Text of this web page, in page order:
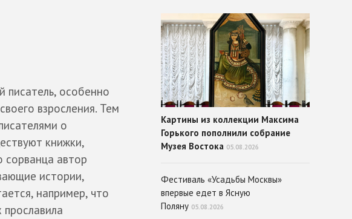
писатель, особенно
взросления. Тем
о
книжки,
автор
истории,
например, что
Картины из коллекции Максима
Горького пополнили собрание
Музея Востока 05.08.2026
Фестиваль «Усадьбы Москвы»
впервые едет в Ясную
Поляну 05.08.2026